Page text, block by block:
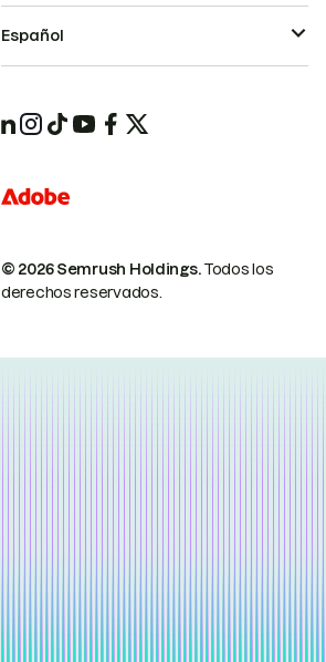
© 2026 Semrush Holdings.Todos los
derechos reservados.
Español